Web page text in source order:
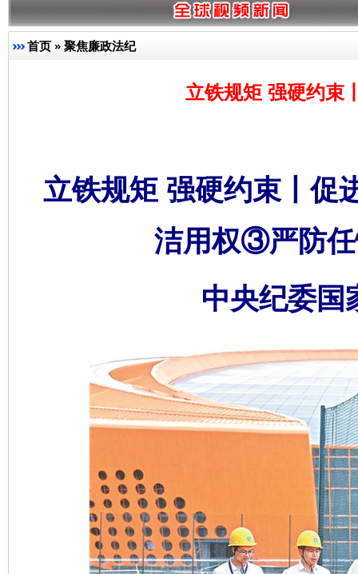
首页 » 聚焦廉政法纪
立铁规矩 强硬约束
立铁规矩 强硬约束丨促
洁用权③严防
中央纪委国